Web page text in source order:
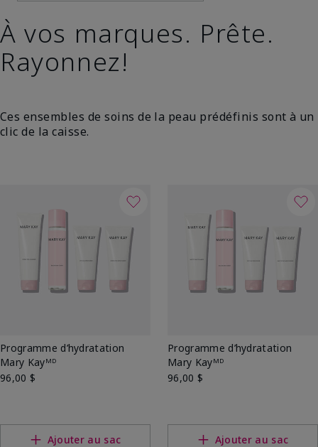
À vos marques. Prête.
Rayonnez!
Ces ensembles de soins de la peau prédéfinis sont à un
clic de la caisse.
Programme d’hydratation
Mary Kayᴹᴰ
96,00 $
Ajouter au sac
Programme d’hydratation
Mary Kayᴹᴰ
96,00 $
Ajouter au sac